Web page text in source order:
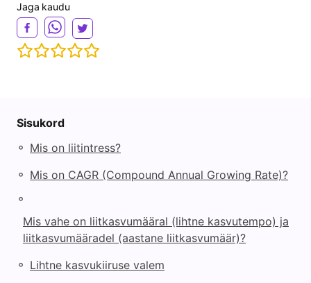
Jaga kaudu
Sisukord
◦ Mis on liitintress?
◦ Mis on CAGR (Compound Annual Growing Rate)?
◦
Mis vahe on liitkasvumääral (lihtne kasvutempo) ja
liitkasvumääradel (aastane liitkasvumäär)?
◦ Lihtne kasvukiiruse valem